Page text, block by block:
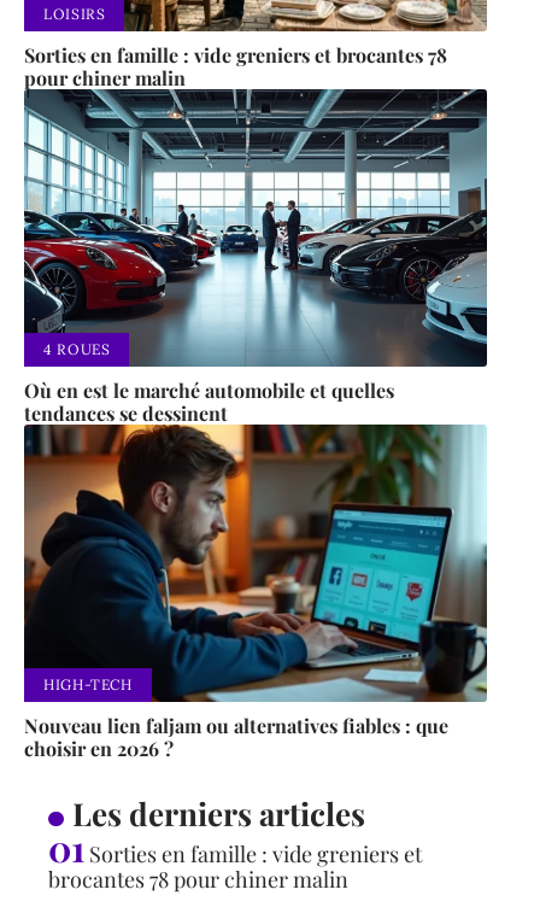
LOISIRS
Sorties en famille : vide greniers et brocantes 78
pour chiner malin
4 ROUES
Où en est le marché automobile et quelles
tendances se dessinent
HIGH-TECH
Nouveau lien faljam ou alternatives fiables : que
choisir en 2026 ?
Les derniers articles
Sorties en famille : vide greniers et
brocantes 78 pour chiner malin